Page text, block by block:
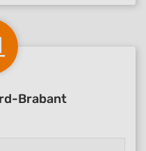
Brabant